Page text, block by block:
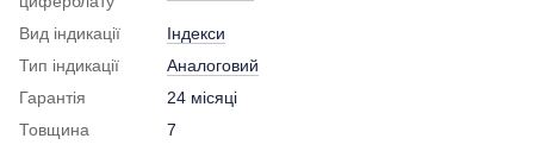
Вид індикації
Індекси
Тип індикації
Аналоговий
Гарантія
24 місяці
Товщина
7